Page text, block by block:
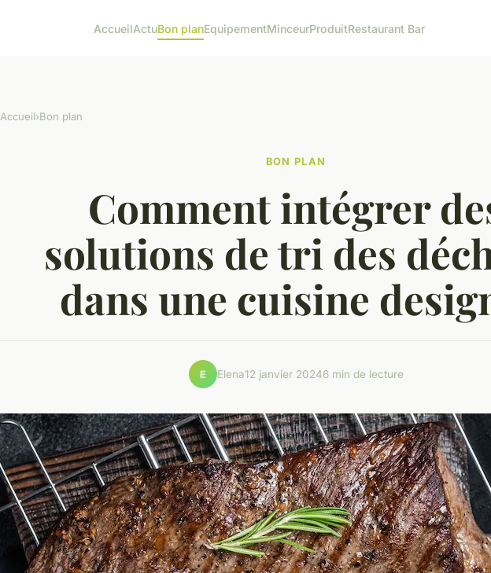
AccueilActuBon planEquipementMinceurProduitRestaurant Bar
Accueil›Bon plan
BON PLAN
Comment intégrer
solutions de tri des
dans une cuisine
E Elena12 janvier 20246 min de lecture